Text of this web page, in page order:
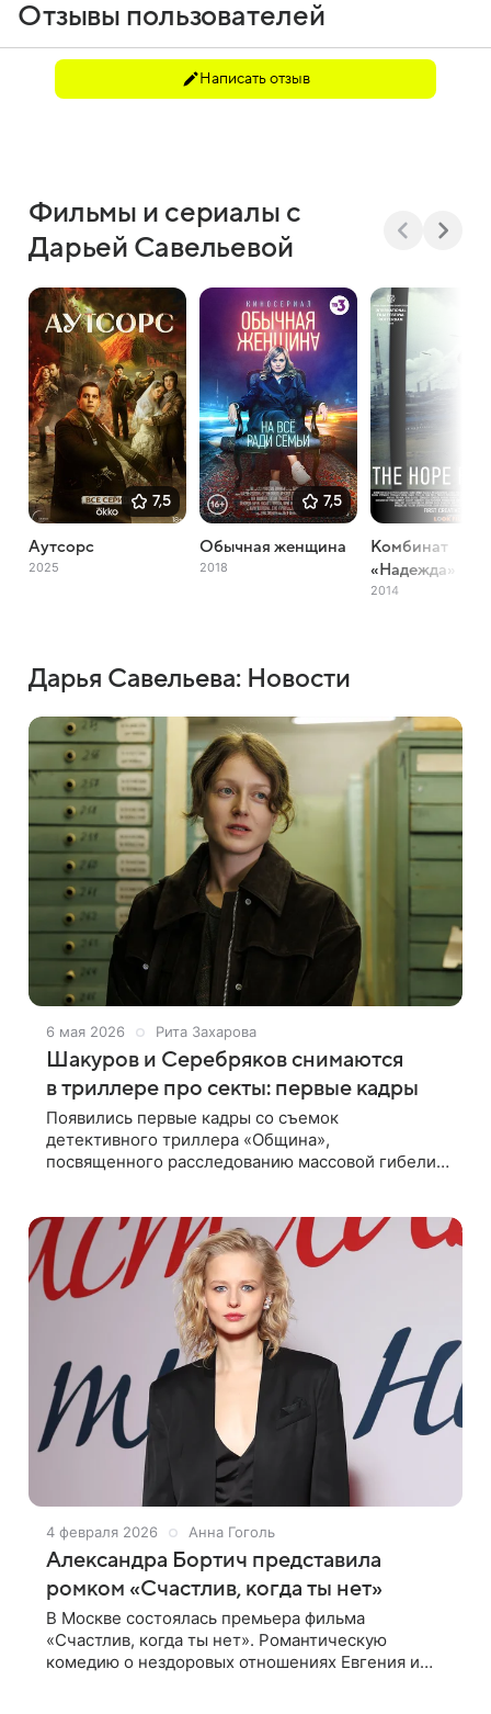
Отзывы пользователей
Написать отзыв
Фильмы и сериалы с
Дарьей Савельевой
7,5
Аутсорс
2025
7,5
Обычная женщина
2018
Комбинат
«Надежда»
2014
Дарья Савельева: Новости
6 мая 2026 Рита Захарова
Шакуров и Серебряков снимаются
в триллере про секты: первые кадры
Появились первые кадры со съемок
детективного триллера «Община»,
посвященного расследованию массовой гибели
Савельевой. В сериале
4 февраля 2026 Анна Гоголь
Александра Бортич представила
ромком «Счастлив, когда ты нет»
В Москве состоялась премьера фильма
«Счастлив, когда ты нет». Романтическую
комедию о нездоровых отношениях Евгения и